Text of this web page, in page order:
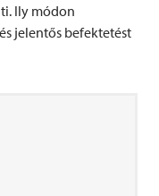
Ily módon
jelentős befektetést